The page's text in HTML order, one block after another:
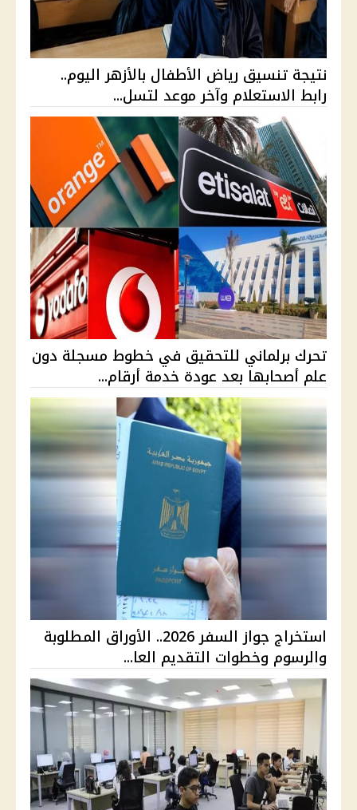
نتيجة تنسيق رياض الأطفال بالأزهر اليوم..
رابط الاستعلام وآخر موعد لتسل...
تحرك برلماني للتحقيق في خطوط مسجلة دون
علم أصحابها بعد عودة خدمة أرقام...
استخراج جواز السفر 2026.. الأوراق المطلوبة
والرسوم وخطوات التقديم العا...